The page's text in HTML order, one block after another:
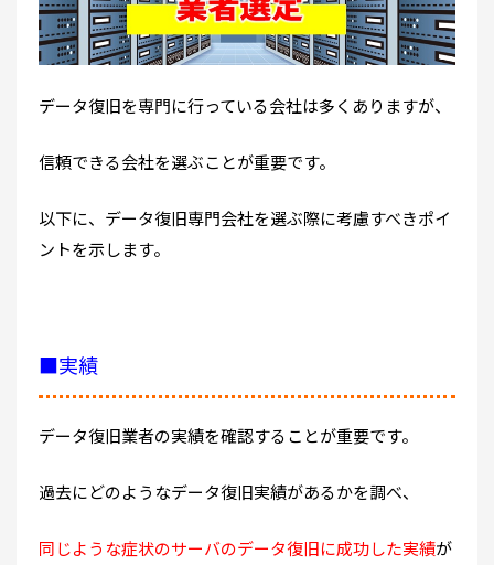
データ復旧を専門に行っている会社は多くありますが、
信頼できる会社を選ぶことが重要です。
以下に、データ復旧専門会社を選ぶ際に考慮すべきポイ
ントを示します。
■実績
データ復旧業者の実績を確認することが重要です。
過去にどのようなデータ復旧実績があるかを調べ、
同じような症状のサーバのデータ復旧に成功した実績が